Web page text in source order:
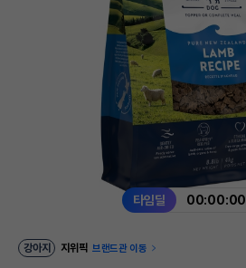
타임딜 00:00:00
강아지 지위픽 브랜드관 이동